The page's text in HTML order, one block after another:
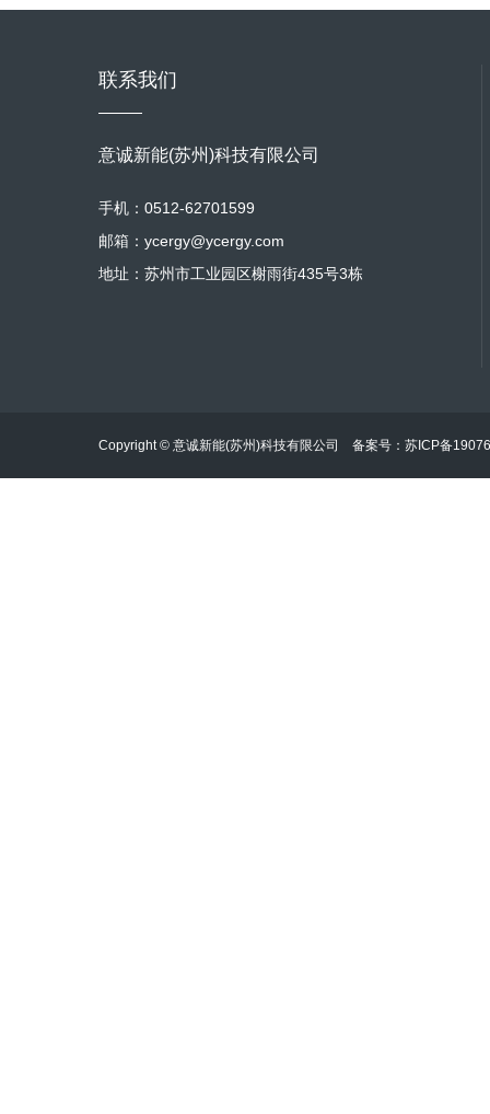
联系我们
意诚新能(苏州)科技有限公司
手机：0512-62701599
邮箱：ycergy@ycergy.com
地址：苏州市工业园区榭雨街435号3栋
Copyright © 意诚新能(苏州)科技有限公司 备案号： 苏ICP备